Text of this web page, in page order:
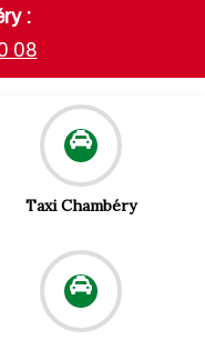
:
08
Taxi Chambéry